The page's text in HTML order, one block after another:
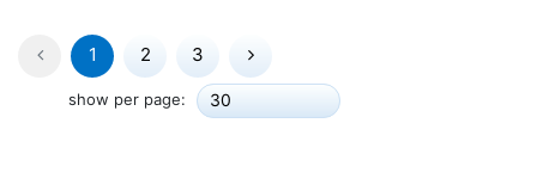
1 2 3
show per page: 30